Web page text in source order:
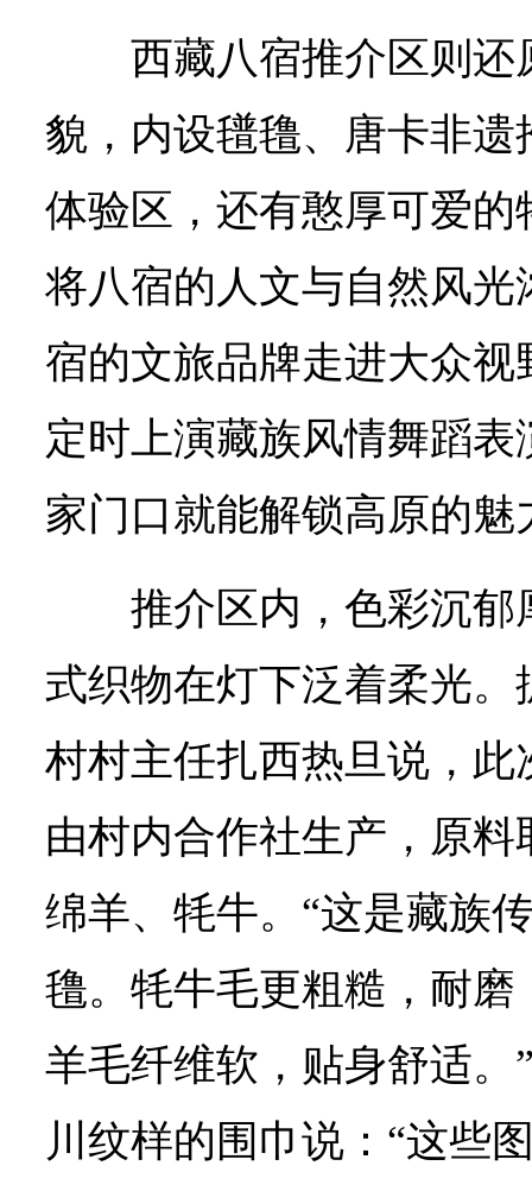
西藏八宿推介区则
貌，内设氆氇、唐卡非
体验区，还有憨厚可爱的
将八宿的人文与自然风
宿的文旅品牌走进大众
定时上演藏族风情舞蹈
家门口就能解锁高原的魅
推介区内，色彩沉
式织物在灯下泛着柔光
村村主任扎西热旦说，
由村内合作社生产，原
绵羊、牦牛。“这是藏族
氇。牦牛毛更粗糙，耐
羊毛纤维软，贴身舒适。
川纹样的围巾说：“这些